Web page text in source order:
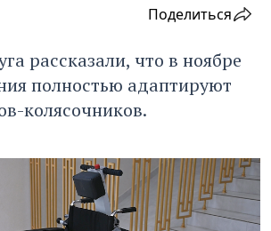
Поделиться
рассказали, что в ноябре
полностью адаптируют
колясочников.